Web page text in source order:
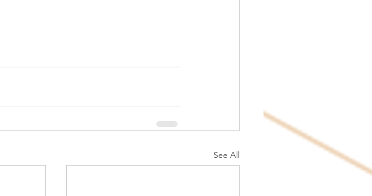
See All